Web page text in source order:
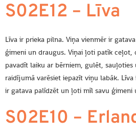
S02E12 – Līva
Līva ir prieka pilna. Viņa vienmēr ir
ģimeni un draugus. Viņai ļoti patīk ceļot,
pavadīt laiku ar bērniem, gulēt, sauļoties
raidījumā varēsiet iepazīt viņu labāk.
ir gatava palīdzēt un ļoti mīl savu
S02E10 –